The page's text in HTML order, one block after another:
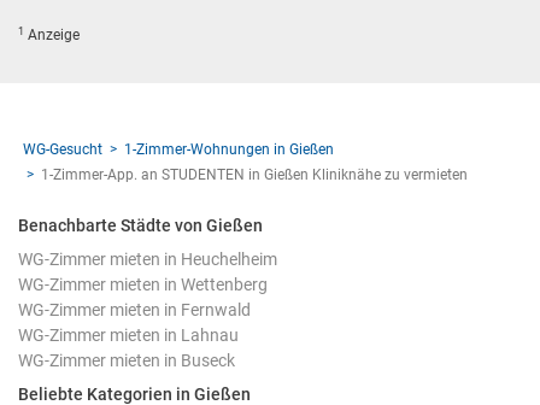
1 Anzeige
WG-Gesucht
1-Zimmer-Wohnungen in Gießen
1-Zimmer-App. an STUDENTEN in Gießen Kliniknähe zu vermieten
Benachbarte Städte von Gießen
WG-Zimmer mieten in Heuchelheim
WG-Zimmer mieten in Wettenberg
WG-Zimmer mieten in Fernwald
WG-Zimmer mieten in Lahnau
WG-Zimmer mieten in Buseck
Beliebte Kategorien in Gießen